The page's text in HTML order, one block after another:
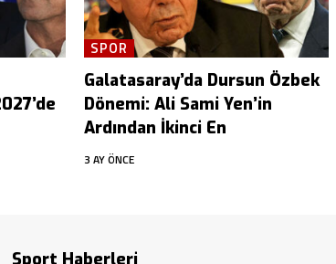
SPOR
Galatasaray’da Dursun Özbek
Dönemi: Ali Sami Yen’in
Ardından İkinci En
3 AY ÖNCE